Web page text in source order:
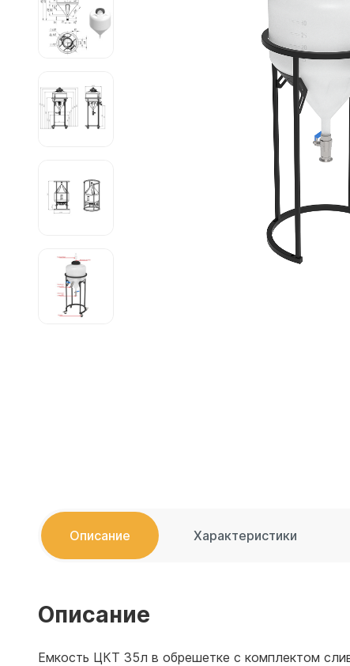
Емкости
Емкости
Емкости
Емкости
Емкости
Емкости
Емкости
Описание Характеристики
Описание
Емкость ЦКТ 35л в обрешетке с комплектом